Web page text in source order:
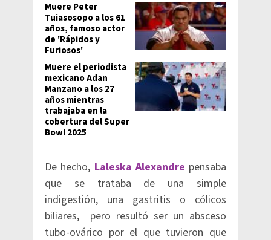
Muere Peter
Tuiasosopo a los 61
años, famoso actor
de 'Rápidos y
Furiosos'
Muere el periodista
mexicano Adan
Manzano a los 27
años mientras
trabajaba en la
cobertura del Super
Bowl 2025
De hecho, Laleska Alexandre pensaba
que se trataba de una simple
indigestión, una gastritis o cólicos
biliares, pero resultó ser un absceso
tubo-ovárico por el que tuvieron que